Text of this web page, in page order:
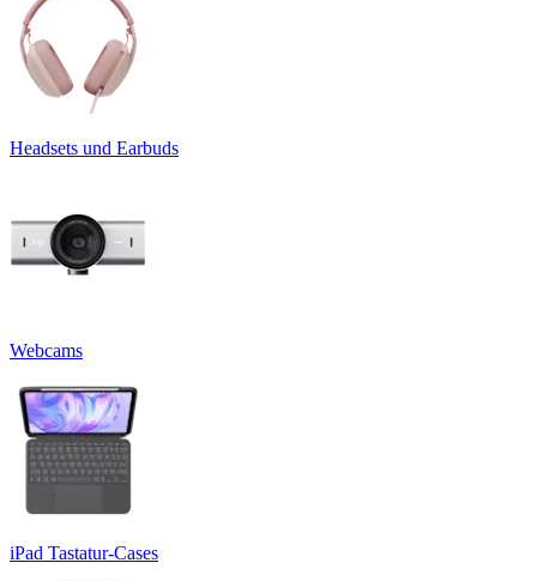
Headsets und Earbuds
Webcams
iPad Tastatur-Cases